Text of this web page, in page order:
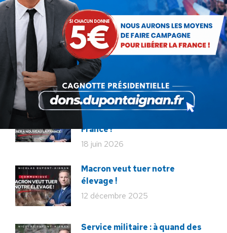
22 juillet 2026
Communiqué : Corse,
l’engrenage d’une France
fragmentée
26 juin 2026
En ce 18 juin, le meilleur
hommage : libérer à nouveau la
France !
18 juin 2026
Macron veut tuer notre
élevage !
12 décembre 2025
Service militaire : à quand des